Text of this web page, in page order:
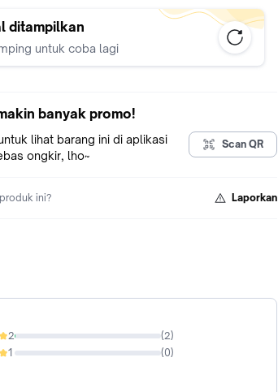
Set
GLOW BISA NYALA DI TEMPAT GELAP
+ KARDUS
ditampilkan
untuk coba lagi
banyak promo!
lihat barang ini di aplikasi
ongkir, lho~
Scan QR
ini? Laporkan
2 (2)
0.78%
1 (0)
0%